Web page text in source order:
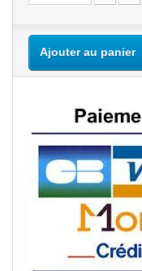
Ajouter au panier